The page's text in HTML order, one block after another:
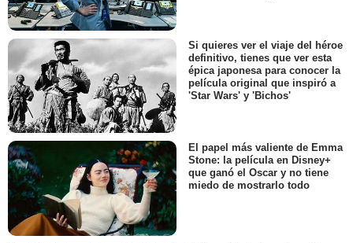
Si quieres ver el viaje del héroe
definitivo, tienes que ver esta
épica japonesa para conocer la
película original que inspiró a
'Star Wars' y 'Bichos'
El papel más valiente de Emma
Stone: la película en Disney+
que ganó el Oscar y no tiene
miedo de mostrarlo todo